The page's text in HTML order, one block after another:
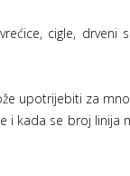
cigle, drveni
upotrijebiti za
i kada se broj linija